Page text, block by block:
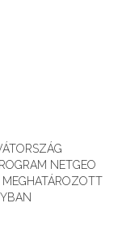
NETGEO
MEGHATÁROZOTT